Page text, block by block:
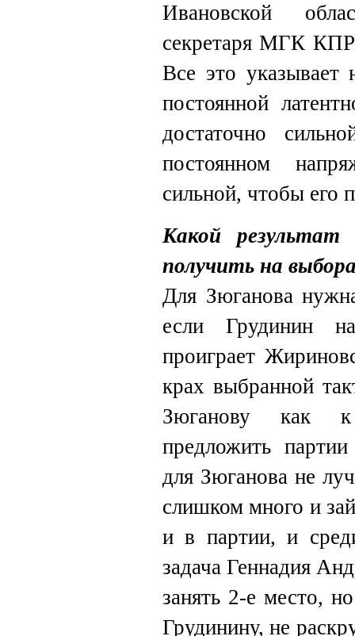
Ивановской
секретаря МГК
Все это
постоянной
достаточно
постоянном
сильной, чтобы его
Какой
получить на
Для Зюганова
если Грудинин
проиграет
крах выбранной
Зюганову как к
предложить
для Зюганова не
слишком много и
и в партии, и
задача Геннадия
занять 2-е место,
Грудинину, не